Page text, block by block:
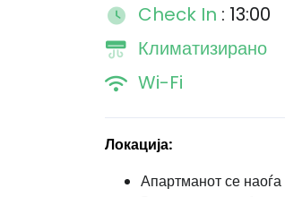
Check In : 13:00
Климатизирано
Wi-Fi
Локација:
Апартманот се